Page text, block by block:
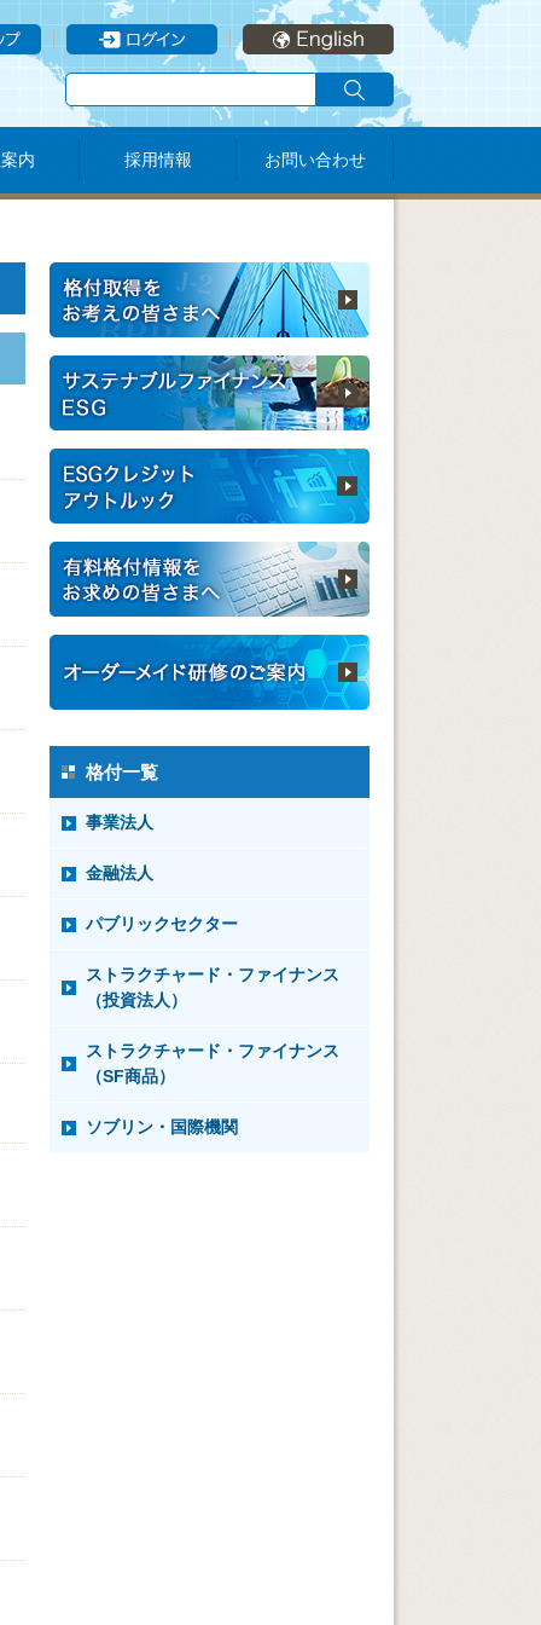
内 採用情報 お問い合わせ
格付一覧
事業法人
金融法人
パブリックセクター
ストラクチャード・ファイナンス
（投資法人）
ストラクチャード・ファイナンス
（SF商品）
ソブリン・国際機関